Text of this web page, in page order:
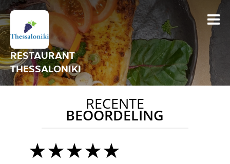
RESTAURANT
THESSALONIKI
RECENTE
BEOORDELING